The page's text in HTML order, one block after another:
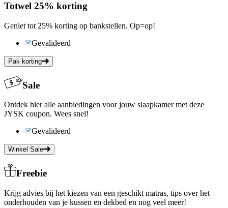
Totwel 25% korting
Geniet tot 25% korting op bankstellen. Op=op!
Gevalideerd
Pak korting
Sale
Ontdek hier alle aanbiedingen voor jouw slaapkamer met deze
JYSK coupon. Wees snel!
Gevalideerd
Winkel Sale
Freebie
Krijg advies bij het kiezen van een geschikt matras, tips over het
onderhouden van je kussen en dekbed en nog veel meer!